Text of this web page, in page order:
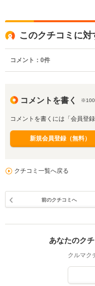
このクチコミに対
コメント： 0件
コメントを書く
コメントを書くには「会員登録
新規会員登録（無料）
クチコミ一覧へ戻る
前のクチコミへ
あなたのク
クルマク